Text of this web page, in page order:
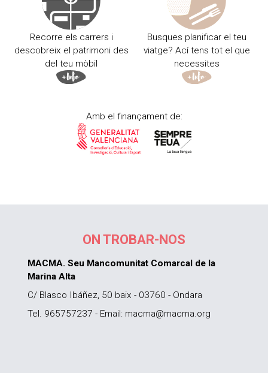
Recorre els carrers i
descobreix el patrimoni des
del teu mòbil
Busques planificar el teu
viatge? Ací tens tot el que
necessites
Amb el finançament de:
ON TROBAR-NOS
MACMA. Seu Mancomunitat Comarcal de la
Marina Alta
C/ Blasco Ibáñez, 50 baix - 03760 - Ondara
Tel. 965757237 - Email: macma@macma.org